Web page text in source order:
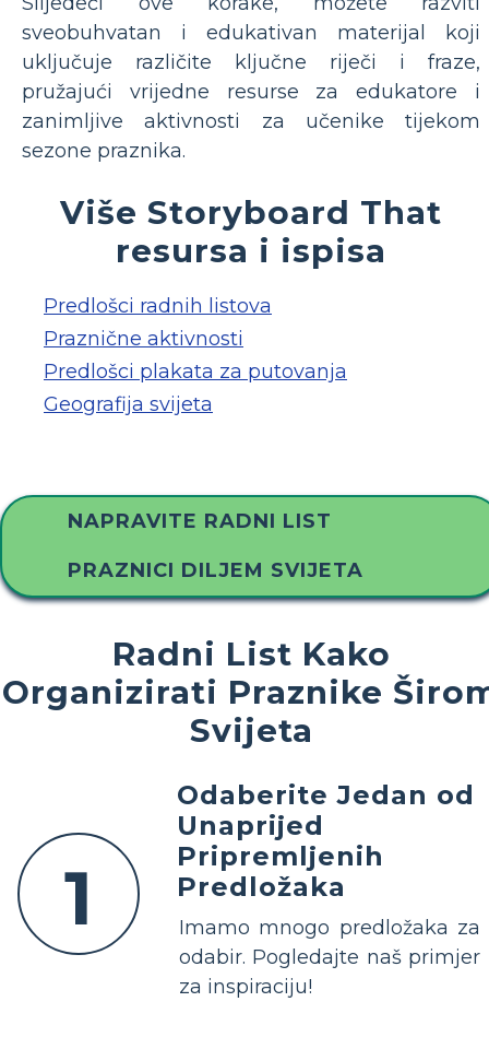
sveobuhvatan i edukativan materijal koji
uključuje različite ključne riječi i fraze,
pružajući vrijedne resurse za edukatore i
zanimljive aktivnosti za učenike tijekom
sezone praznika.
Više Storyboard That
resursa i ispisa
Predlošci radnih listova
Praznične aktivnosti
Predlošci plakata za putovanja
Geografija svijeta
NAPRAVITE RADNI LIST
PRAZNICI DILJEM SVIJETA
Radni List Kako
Organizirati Praznike
Svijeta
1
Odaberite Jedan od
Unaprijed
Pripremljenih
Predložaka
Imamo mnogo predložaka za
odabir. Pogledajte naš primjer
za inspiraciju!